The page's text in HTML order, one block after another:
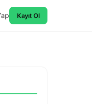
Kayıt Ol